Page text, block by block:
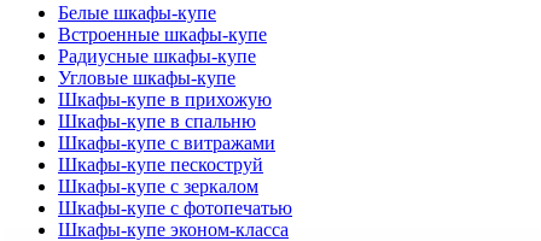
Белые шкафы-купе
Встроенные шкафы-купе
Радиусные шкафы-купе
Угловые шкафы-купе
Шкафы-купе в прихожую
Шкафы-купе в спальню
Шкафы-купе с витражами
Шкафы-купе пескоструй
Шкафы-купе с зеркалом
Шкафы-купе с фотопечатью
Шкафы-купе эконом-класса